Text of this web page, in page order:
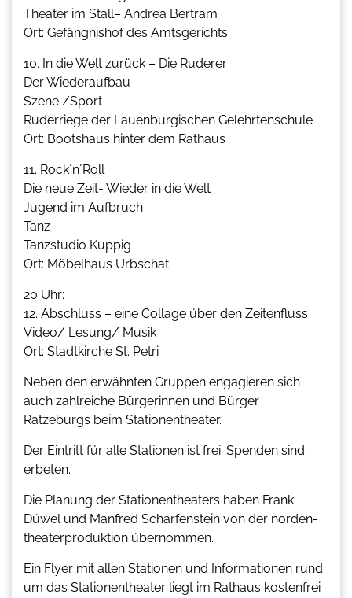
Theater im Stall– Andrea Bertram
Ort: Gefängnishof des Amtsgerichts
10. In die Welt zurück – Die Ruderer
Der Wiederaufbau
Szene /Sport
Ruderriege der Lauenburgischen Gelehrtenschule
Ort: Bootshaus hinter dem Rathaus
11. Rock´n´Roll
Die neue Zeit- Wieder in die Welt
Jugend im Aufbruch
Tanz
Tanzstudio Kuppig
Ort: Möbelhaus Urbschat
20 Uhr:
12. Abschluss – eine Collage über den Zeitenfluss
Video/ Lesung/ Musik
Ort: Stadtkirche St. Petri
Neben den erwähnten Gruppen engagieren sich
auch zahlreiche Bürgerinnen und Bürger
Ratzeburgs beim Stationentheater.
Der Eintritt für alle Stationen ist frei. Spenden sind
erbeten.
Die Planung der Stationentheaters haben Frank
Düwel und Manfred Scharfenstein von der norden-
theaterproduktion übernommen.
Ein Flyer mit allen Stationen und Informationen rund
um das Stationentheater liegt im Rathaus kostenfrei